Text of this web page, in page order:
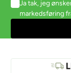
Ja tak, jeg
markedsføring